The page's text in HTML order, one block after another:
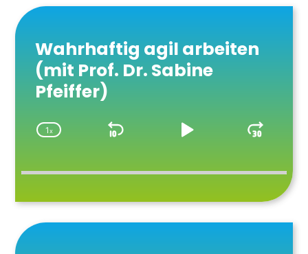
Player
Wahrhaftig agil arbeiten
(mit Prof. Dr. Sabine
Pfeiffer)
Change
1x
Skip
Play
Jump